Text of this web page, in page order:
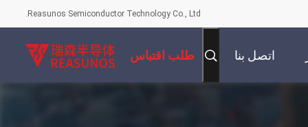
Reasunos Semiconductor Technology Co., Ltd.
اتصل بنا طلب اقتباس